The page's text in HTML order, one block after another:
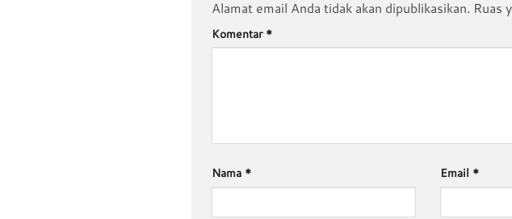
Alamat email Anda tidak akan dipublikasikan. Ruas
Komentar*
Nama * Email *